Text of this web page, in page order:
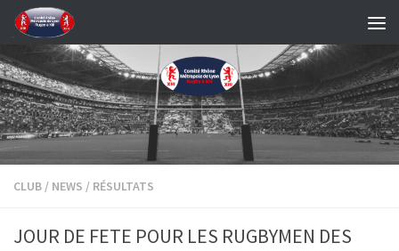
Skip to content
CLUB / NEWS / RÉSULTATS
JOUR DE FETE POUR LES RUGBYMEN DES